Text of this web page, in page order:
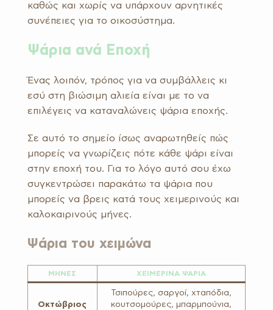
καθώς και χωρίς να υπάρχουν αρνητικές
συνέπειες για το οικοσύστημα.
Ψάρια ανά Εποχή
Ένας λοιπόν, τρόπος για να συμβάλλεις κι
εσύ στη βιώσιμη αλιεία είναι με το να
επιλέγεις να καταναλώνεις ψάρια εποχής.
Σε αυτό τo σημείο ίσως αναρωτηθείς πώς
μπορείς να γνωρίζεις πότε κάθε ψάρι είναι
στην εποχή του. Για το λόγο αυτό σου έχω
συγκεντρώσει παρακάτω τα ψάρια που
μπορείς να βρεις κατά τους χειμερινούς και
καλοκαιρινούς μήνες.
Ψάρια του χειμώνα
ΜΗΝΕΣ ΧΕΙΜΕΡΙΝΑ ΨΑΡΙΑ
Οκτώβριος
Τσιπούρες, σαργοί, χταπόδια,
κουτσομούρες, μπαρμπούνια,